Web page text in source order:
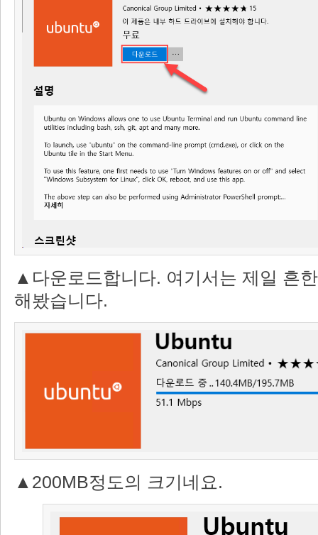
▲다운로드합니다. 여기서는 제일 흔
해봤습니다.
▲200MB정도의 크기네요.